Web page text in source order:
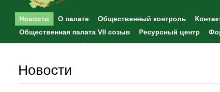
Новости О палате Общественный контроль
Общественная палата VII созыв
Ресурсный центр
Общественные наблюдения
Новости